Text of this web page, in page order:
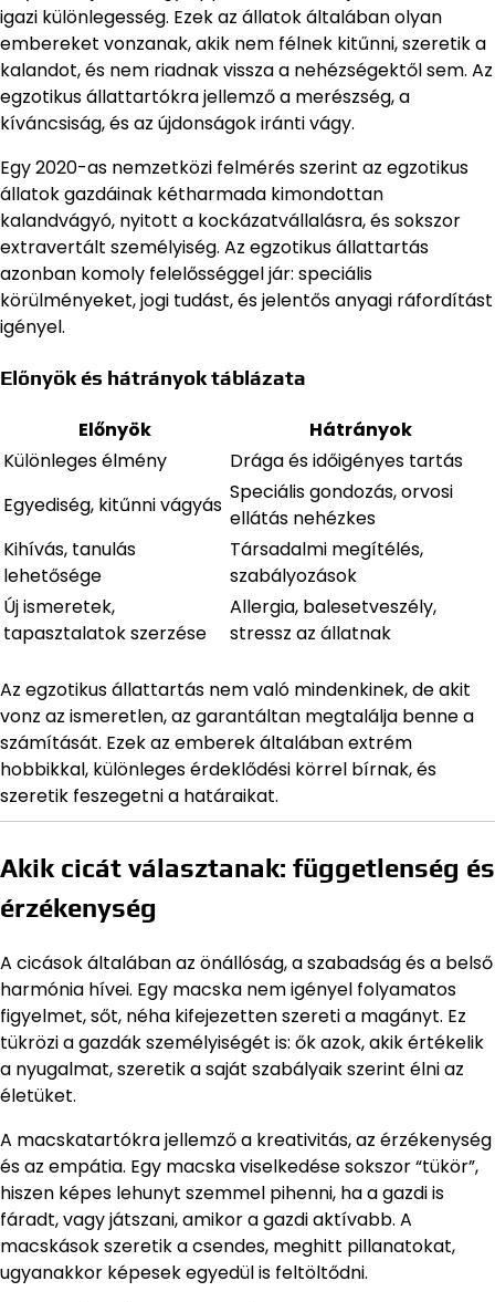
igazi különlegesség. Ezek az állatok általában olyan
embereket vonzanak, akik nem félnek kitűnni, szeretik a
kalandot, és nem riadnak vissza a nehézségektől sem. Az
egzotikus állattartókra jellemző a merészség, a
kíváncsiság, és az újdonságok iránti vágy.
Egy 2020-as nemzetközi felmérés szerint az egzotikus
állatok gazdáinak kétharmada kimondottan
kalandvágyó, nyitott a kockázatvállalásra, és sokszor
extravertált személyiség. Az egzotikus állattartás
azonban komoly felelősséggel jár: speciális
körülményeket, jogi tudást, és jelentős anyagi ráfordítást
igényel.
Előnyök és hátrányok táblázata
Előnyök
Hátrányok
Különleges élmény
Drága és időigényes tartás
Egyediség, kitűnni vágyás
Speciális gondozás, orvosi
ellátás nehézkes
Kihívás, tanulás
lehetősége
Társadalmi megítélés,
szabályozások
Új ismeretek,
tapasztalatok szerzése
Allergia, balesetveszély,
stressz az állatnak
Az egzotikus állattartás nem való mindenkinek, de akit
vonz az ismeretlen, az garantáltan megtalálja benne a
számítását. Ezek az emberek általában extrém
hobbikkal, különleges érdeklődési körrel bírnak, és
szeretik feszegetni a határaikat.
Akik cicát választanak: függetlenség és
érzékenység
A cicások általában az önállóság, a szabadság és a belső
harmónia hívei. Egy macska nem igényel folyamatos
figyelmet, sőt, néha kifejezetten szereti a magányt. Ez
tükrözi a gazdák személyiségét is: ők azok, akik értékelik
a nyugalmat, szeretik a saját szabályaik szerint élni az
életüket.
A macskatartókra jellemző a kreativitás, az érzékenység
és az empátia. Egy macska viselkedése sokszor “tükör”,
hiszen képes lehunyt szemmel pihenni, ha a gazdi is
fáradt, vagy játszani, amikor a gazdi aktívabb. A
macskások szeretik a csendes, meghitt pillanatokat,
ugyanakkor képesek egyedül is feltöltődni.